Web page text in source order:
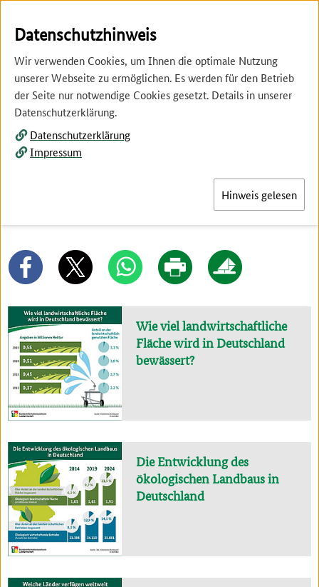
Springe
Hauptnavigation
Springe
Inhalt
Wie viel landwirtschaftliche
Fläche wird in Deutschland
bewässert?
Die Entwicklung des
ökologischen Landbaus in
Deutschland
Datenschutzhinweis
Wir verwenden Cookies, um Ihnen die optimale Nutzung
unserer Webseite zu ermöglichen. Es werden für den Betrieb
der Seite nur notwendige Cookies gesetzt. Details in unserer
Datenschutzerklärung.
Datenschutzerklärung
Impressum
Hinweis gelesen